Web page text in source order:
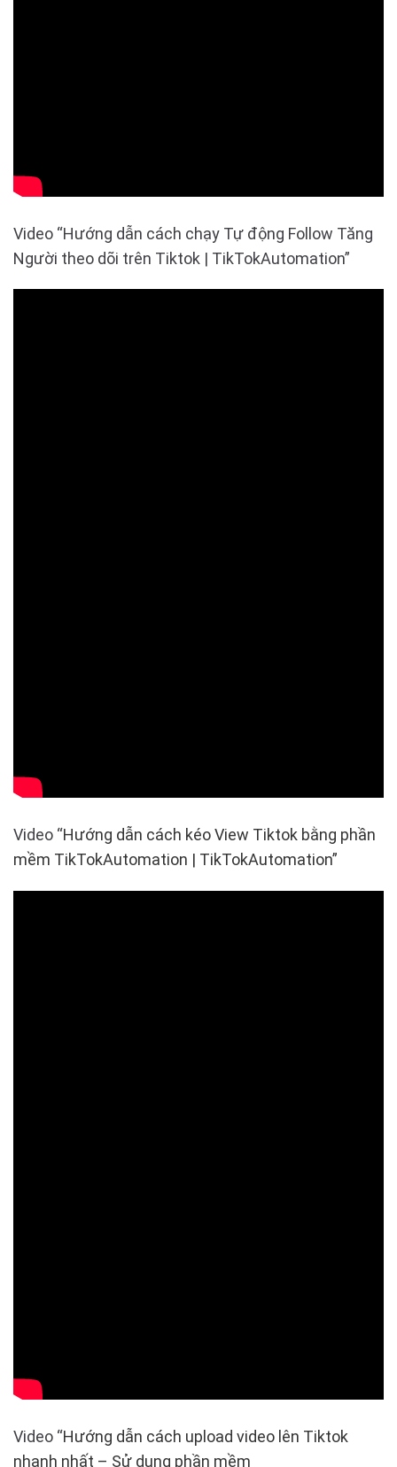
Video “Hướng dẫn cách chạy Tự động Follow Tăng
Người theo dõi trên Tiktok | TikTokAutomation”
Video “Hướng dẫn cách kéo View Tiktok bằng phần
mềm TikTokAutomation | TikTokAutomation”
Video “Hướng dẫn cách upload video lên Tiktok
nhanh nhất – Sử dụng phần mềm